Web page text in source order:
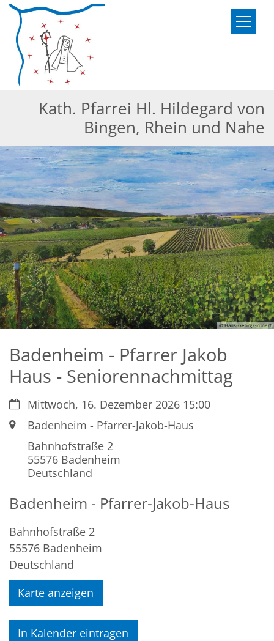
Zum Inhalt springen
Kath. Pfarrei Hl. Hildegard von
Bingen, Rhein und Nahe
© Hans-Georg Grünert
Badenheim - Pfarrer Jakob
Haus - Seniorennachmittag
Datum:Mittwoch, 16. Dezember 2026 15:00
Ort: Badenheim - Pfarrer-Jakob-Haus
Bahnhofstraße 2
55576 Badenheim
Deutschland
Badenheim - Pfarrer-Jakob-Haus
Bahnhofstraße 2
55576 Badenheim
Deutschland
Karte anzeigen
In Kalender eintragen